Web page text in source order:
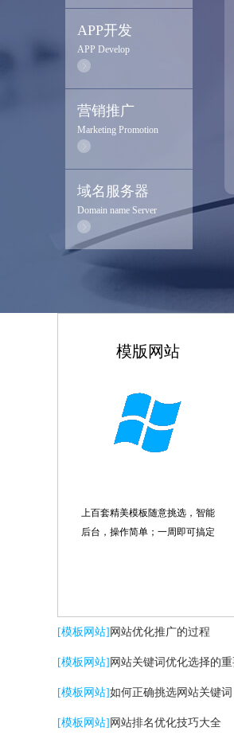
APP开发
APP Develop
营销推广
Marketing Promotion
域名服务器
Domain name Server
模版网站
上百套精美模板随意挑选，智能
后台，操作简单；一周即可搞定
[模板网站] 网站优化推广的过程
[模板网站] 网站关键词优化选择的
性
[模板网站]如何正确挑选网站关键词
[模板网站] 网站排名优化技巧大全